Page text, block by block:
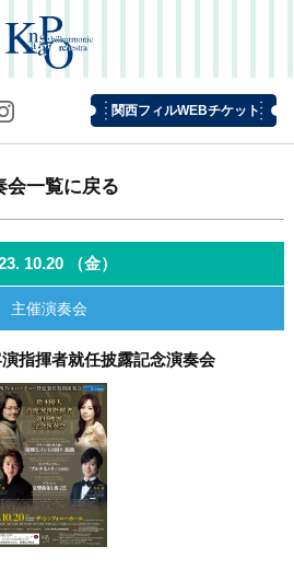
関西フィルWEBチケット
会一覧に戻る
. 10.20 （金）
指揮者就任披露記念演奏会
主催演奏会